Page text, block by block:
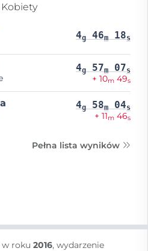
Kobiety
4g 46m 18s
4g 57m 07s
+ 10m 49s
4g 58m 04s
+ 11m 46s
Pełna lista wyników
w roku 2016, wydarzenie